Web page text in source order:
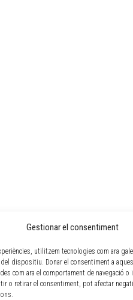
Gestionar el consentiment
utilitzem tecnologies com ara
dispositiu. Donar el consentiment a
com ara el comportament de navegació
o retirar el consentiment, pot afectar